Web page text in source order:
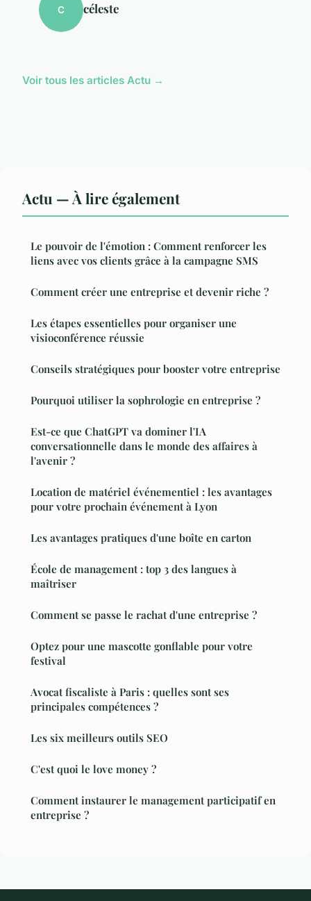
C céleste
Voir tous les articles Actu →
Actu — À lire également
Le pouvoir de l'émotion : Comment renforcer les
liens avec vos clients grâce à la campagne SMS
Comment créer une entreprise et devenir riche ?
Les étapes essentielles pour organiser une
visioconférence réussie
Conseils stratégiques pour booster votre entreprise
Pourquoi utiliser la sophrologie en entreprise ?
Est-ce que ChatGPT va dominer l'IA
conversationnelle dans le monde des affaires à
l'avenir ?
Location de matériel événementiel : les avantages
pour votre prochain événement à Lyon
Les avantages pratiques d'une boîte en carton
École de management : top 3 des langues à
maîtriser
Comment se passe le rachat d'une entreprise ?
Optez pour une mascotte gonflable pour votre
festival
Avocat fiscaliste à Paris : quelles sont ses
principales compétences ?
Les six meilleurs outils SEO
C'est quoi le love money ?
Comment instaurer le management participatif en
entreprise ?